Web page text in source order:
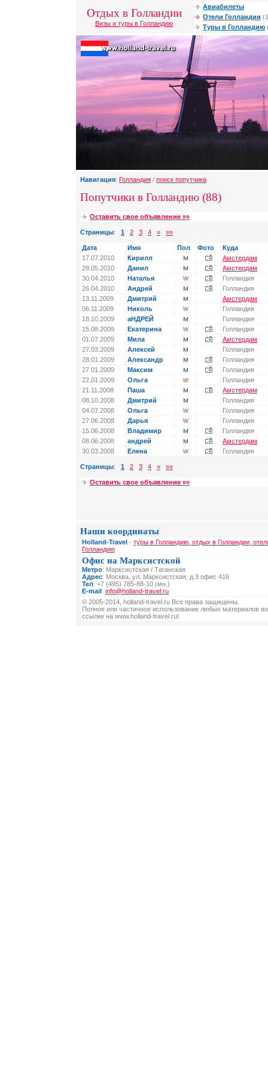
Отдых в Голландии
Визы и туры в Голландию
Авиабилеты
Отели Голландии
Туры в Голландию
Навигация: Голландия / поиск попутчика
Попутчики в Голландию (88)
Оставить свое объявление »»
Страницы: 1 2 3 4 » »»
Дата Имя Пол Фото
Куда
17.07.2010
Кирилл
Амстердам
28.05.2010
Данил
Амстердам
30.04.2010
Наталья
Голландия
26.04.2010
Андрей
Голландия
13.11.2009
Дмитрий
Амстердам
06.11.2009
Николь
Голландия
18.10.2009
аНДРЕЙ
Голландия
15.08.2009
Екатерина
Голландия
01.07.2009
Мила
Амстердам
27.03.2009
Алексей
Голландия
28.01.2009
Александр
Голландия
27.01.2009
Максим
Голландия
22.01.2009
Ольга
Голландия
21.11.2008
Паша
Амстердам
08.10.2008
Дмитрий
Голландия
04.07.2008
Ольга
Голландия
27.06.2008
Дарья
Голландия
15.06.2008
Владимир
Голландия
08.06.2008
андрей
Амстердам
30.03.2008
Елена Голландия
Страницы: 1 2 3 4 » »»
Оставить свое объявление »»
Наши координаты
Holland-Travel - туры в Голландию, отдых в Голландии,
Голландию
Офис на Марксистской
Метро: Марксистская / Таганская
Адрес: Москва, ул. Марксистская, д 3 офис 416
Тел: +7 (495) 785-88-10 (мн.)
E-mail: info@holland-travel.ru
© 2005-2014, holland-travel.ru Все права защищены.
Полное или частичное использование любых материалов
ссылке на www.holland-travel.ru!